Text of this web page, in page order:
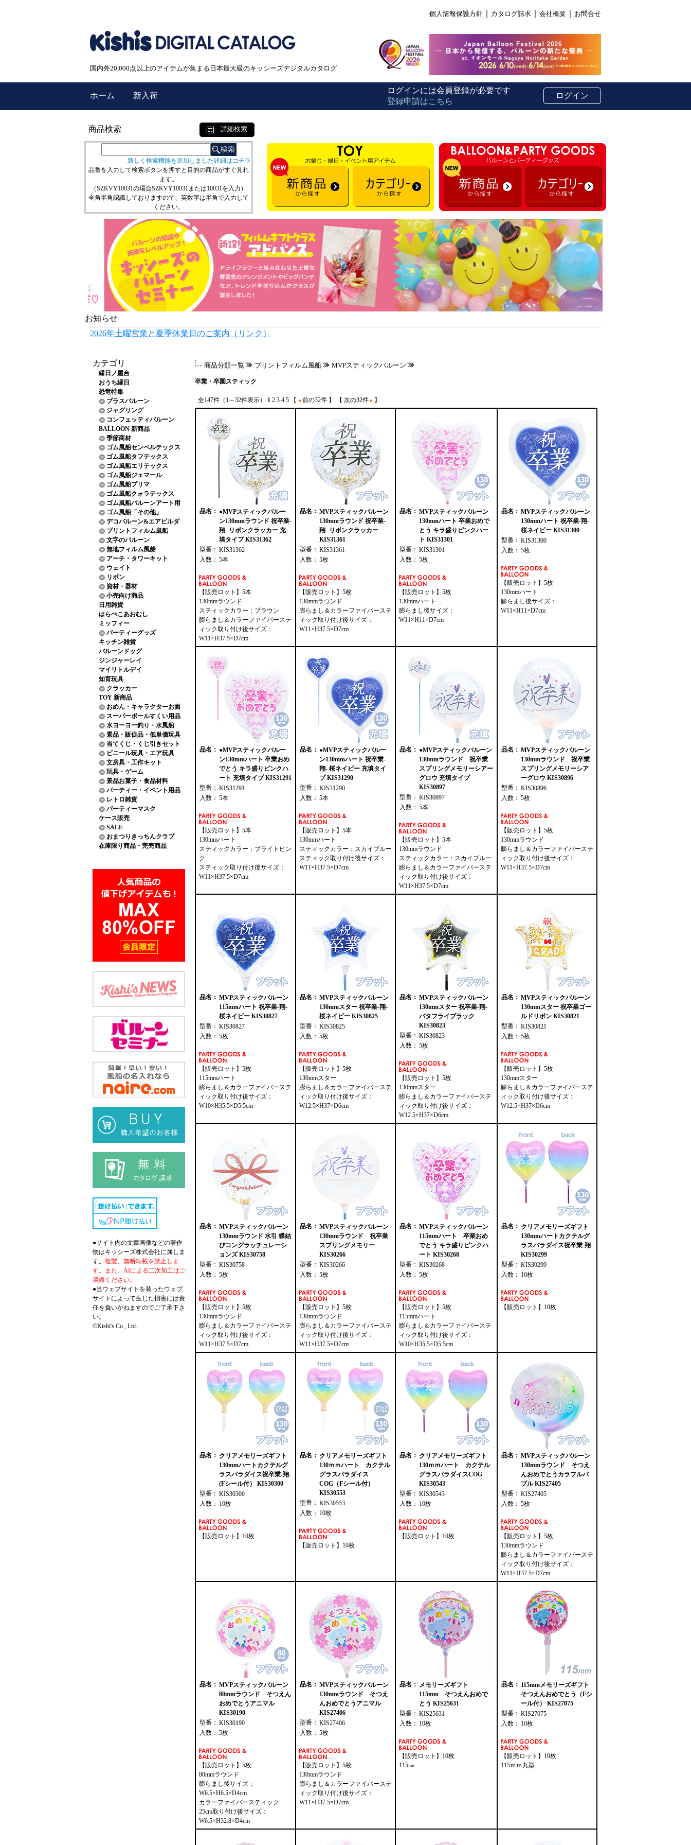
個人情報保護方針 カタログ請求 会社概要 お問合せ
国内外20,000点以上のアイテムが集まる日本最大級のキッシーズデジタルカタログ
ホーム 新入荷
ログインには会員登録が必要です
登録申請はこちら
ログイン
商品検索 詳細検索
新しく検索機能を追加しました詳細はコチラ
品番を入力して検索ボタンを押すと目的の商品がすぐ見れ
ます。
（SZKVY10031の場合SZKVY10031または10031を入力）
全角半角認識しておりますので、英数字は半角で入力して
ください。
お知らせ
2026年土曜営業と夏季休業日のご案内（リンク）
カテゴリ
縁日ノ屋台
おうち縁日
恐竜特集
プラスバルーン
ジャグリング
コンフェッティバルーン
BALLOON 新商品
季節商材
ゴム風船センペルテックス
ゴム風船タフテックス
ゴム風船エリテックス
ゴム風船ジェマール
ゴム風船プリマ
ゴム風船クォラテックス
ゴム風船バルーンアート用
ゴム風船「その他」
デコバルーン&エアビルダ
プリントフィルム風船
文字のバルーン
無地フィルム風船
アーチ・タワーキット
ウェイト
リボン
資材・器材
小売向け商品
日用雑貨
はらぺこあおむし
ミッフィー
パーティーグッズ
キッチン雑貨
バルーンドッグ
ジンジャーレイ
マイリトルデイ
知育玩具
クラッカー
TOY 新商品
おめん・キャラクターお面
スーパーボールすくい用品
水ヨーヨー釣り・水風船
景品・販促品・低単価玩具
当てくじ・くじ引きセット
ビニール玩具・エア玩具
文房具・工作キット
玩具・ゲーム
景品お菓子・食品材料
パーティー・イベント用品
レトロ雑貨
パーティーマスク
ケース販売
SALE
おまつりきっちんクラブ
在庫限り商品・完売商品
●サイト内の文章画像などの著作
物はキッシーズ株式会社に属しま
す。 複製、無断転載を禁止しま
す。また、AIによる二次加工はご
遠慮ください。
●当ウェブサイトを装ったウェブ
サイトによって生じた損害には責
任を負いかねますのでご了承下さ
い。
©Kishi's Co., Ltd.
商品分類一覧 プリントフィルム風船 MVPスティックバルーン
卒業・卒園スティック
全147件（1～32件表示） 1 2 3 4 5 【 前の32件 】 【 次の32件 】
品名： ●MVPスティックバルー
ン130mmラウンド 祝卒業-
翔- リボンクラッカー 充
填タイプ KIS31362
型番： KIS31362
入数： 5本
【販売ロット】5本
130mmラウンド
スティックカラー：ブラウン
膨らまし＆カラーファイバーステ
ィック取り付け後サイズ：
W11×H37.5×D7cm
品名： MVPスティックバルーン
130mmラウンド 祝卒業-
翔- リボンクラッカー
KIS31361
型番： KIS31361
入数： 5枚
【販売ロット】5枚
130mmラウンド
膨らまし＆カラーファイバーステ
ィック取り付け後サイズ：
W11×H37.5×D7cm
品名： MVPスティックバルーン
130mmハート 卒業おめで
とう キラ盛りピンクハー
ト KIS31301
型番： KIS31301
入数： 5枚
【販売ロット】5枚
130mmハート
膨らまし後サイズ：
W11×H11×D7cm
品名： MVPスティックバルーン
130mmハート 祝卒業-翔-
桜ネイビー KIS31300
型番： KIS31300
入数： 5枚
【販売ロット】5枚
130mmハート
膨らまし後サイズ：
W11×H11×D7cm
品名： ●MVPスティックバルー
ン130mmハート 卒業おめ
でとう キラ盛りピンクハ
ート 充填タイプ KIS31291
型番： KIS31291
入数： 5本
【販売ロット】5本
130mmハート
スティックカラー：ブライトピン
ク
スティック取り付け後サイズ：
W11×H37.5×D7cm
品名： ●MVPスティックバルー
ン130mmハート 祝卒業-
翔- 桜ネイビー 充填タイ
プ KIS31290
型番： KIS31290
入数： 5本
【販売ロット】5本
130mmハート
スティックカラー：スカイブルー
スティック取り付け後サイズ：
W11×H37.5×D7cm
品名： ●MVPスティックバルーン
130mmラウンド 祝卒業
スプリングメモリーシアー
グロウ 充填タイプ
KIS30897
型番： KIS30897
入数： 5本
【販売ロット】5本
130mmラウンド
スティックカラー：スカイブルー
膨らまし＆カラーファイバーステ
ィック取り付け後サイズ：
W11×H37.5×D7cm
品名： MVPスティックバルーン
130mmラウンド 祝卒業
スプリングメモリーシア
ーグロウ KIS30896
型番： KIS30896
入数： 5枚
【販売ロット】5枚
130mmラウンド
膨らまし＆カラーファイバーステ
ィック取り付け後サイズ：
W11×H37.5×D7cm
品名： MVPスティックバルーン
115mmハート 祝卒業-翔-
桜ネイビー KIS30827
型番： KIS30827
入数： 5枚
【販売ロット】5枚
115mmハート
膨らまし＆カラーファイバーステ
ィック取り付け後サイズ：
W10×H35.5×D5.5cm
品名： MVPスティックバルーン
130mmスター 祝卒業-翔-
桜ネイビー KIS30825
型番： KIS30825
入数： 5枚
【販売ロット】5枚
130mmスター
膨らまし＆カラーファイバーステ
ィック取り付け後サイズ：
W12.5×H37×D6cm
品名： MVPスティックバルーン
130mmスター 祝卒業-翔-
バタフライブラック
KIS30823
型番： KIS30823
入数： 5枚
【販売ロット】5枚
130mmスター
膨らまし＆カラーファイバーステ
ィック取り付け後サイズ：
W12.5×H37×D6cm
品名： MVPスティックバルーン
130mmスター 祝卒業ゴー
ルドリボン KIS30821
型番： KIS30821
入数： 5枚
【販売ロット】5枚
130mmスター
膨らまし＆カラーファイバーステ
ィック取り付け後サイズ：
W12.5×H37×D6cm
品名： MVPスティックバルーン
130mmラウンド 水引 蝶結
びコングラッチュレーシ
ョンズ KIS30758
型番： KIS30758
入数： 5枚
【販売ロット】5枚
130mmラウンド
膨らまし＆カラーファイバーステ
ィック取り付け後サイズ：
W11×H37.5×D7cm
品名： MVPスティックバルーン
130mmラウンド 祝卒業
スプリングメモリー
KIS30266
型番： KIS30266
入数： 5枚
【販売ロット】5枚
130mmラウンド
膨らまし＆カラーファイバーステ
ィック取り付け後サイズ：
W11×H37.5×D7cm
品名： MVPスティックバルーン
115mmハート 卒業おめ
でとう キラ盛りピンクハ
ート KIS30268
型番： KIS30268
入数： 5枚
【販売ロット】5枚
115mmハート
膨らまし＆カラーファイバーステ
ィック取り付け後サイズ：
W10×H35.5×D5.5cm
品名： クリアメモリーズギフト
130mmハートカクテルグ
ラスパラダイス祝卒業-翔-
KIS30299
型番： KIS30299
入数： 10枚
【販売ロット】10枚
品名： クリアメモリーズギフト
130mmハートカクテルグ
ラスパラダイス祝卒業-翔-
(Fシール付） KIS30300
型番： KIS30300
入数： 10枚
【販売ロット】10枚
品名： クリアメモリーズギフト
130ｍｍハート カクテル
グラスパラダイス
COG（Fシール付）
KIS30553
型番： KIS30553
入数： 10枚
【販売ロット】10枚
品名： クリアメモリーズギフト
130ｍｍハート カクテル
グラスパラダイスCOG
KIS30543
型番： KIS30543
入数： 10枚
【販売ロット】10枚
品名： MVPスティックバルーン
130mmラウンド そつえ
んおめでとうカラフルバ
ブル KIS27405
型番： KIS27405
入数： 5枚
【販売ロット】5枚
130mmラウンド
膨らまし＆カラーファイバーステ
ィック取り付け後サイズ：
W11×H37.5×D7cm
品名： MVPスティックバルーン
80mmラウンド そつえん
おめでとうアニマル
KIS30190
型番： KIS30190
入数： 5枚
【販売ロット】5枚
80mmラウンド
膨らまし後サイズ：
W6.5×H6.5×D4cm
カラーファイバースティック
25cm取り付け後サイズ：
W6.5×H32.8×D4cm
品名： MVPスティックバルーン
130mmラウンド そつえ
んおめでとうアニマル
KIS27406
型番： KIS27406
入数： 5枚
【販売ロット】5枚
130mmラウンド
膨らまし＆カラーファイバーステ
ィック取り付け後サイズ：
W11×H37.5×D7cm
品名： メモリーズギフト
115mm そつえんおめで
とう KIS25631
型番： KIS25631
入数： 10枚
【販売ロット】10枚
115㎜
品名： 115mmメモリーズギフト
そつえんおめでとう（Fシ
ール付） KIS27075
型番： KIS27075
入数： 10枚
【販売ロット】10枚
115ｍｍ丸型